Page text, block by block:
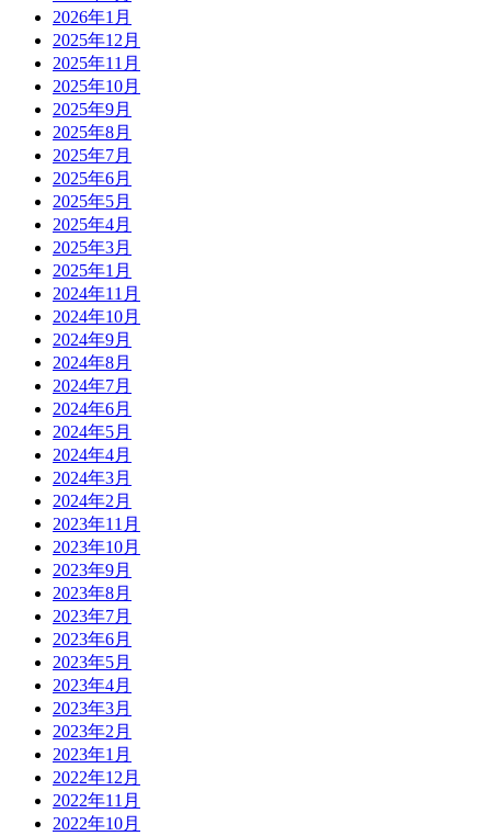
2026年1月
2025年12月
2025年11月
2025年10月
2025年9月
2025年8月
2025年7月
2025年6月
2025年5月
2025年4月
2025年3月
2025年1月
2024年11月
2024年10月
2024年9月
2024年8月
2024年7月
2024年6月
2024年5月
2024年4月
2024年3月
2024年2月
2023年11月
2023年10月
2023年9月
2023年8月
2023年7月
2023年6月
2023年5月
2023年4月
2023年3月
2023年2月
2023年1月
2022年12月
2022年11月
2022年10月